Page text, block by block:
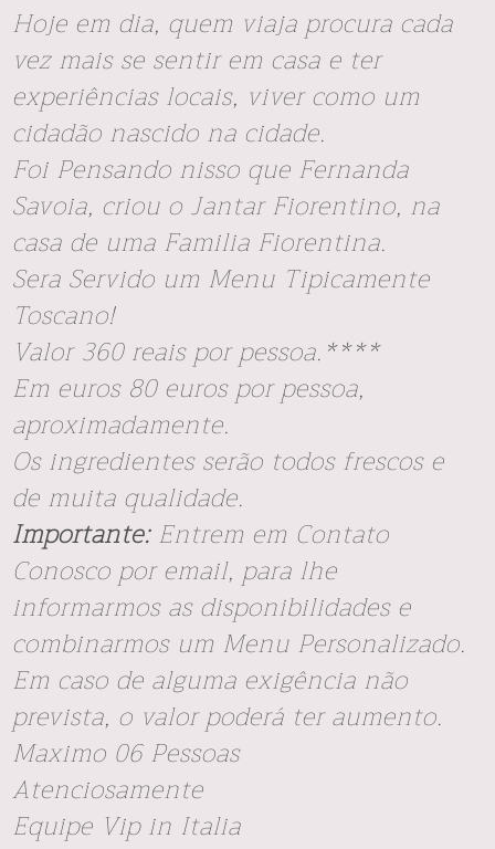
Hoje em dia, quem viaja procura cada
vez mais se sentir em casa e ter
experiências locais, viver como um
cidadão nascido na cidade.
Foi Pensando nisso que Fernanda
Savoia, criou o Jantar Fiorentino, na
casa de uma Familia Fiorentina.
Sera Servido um Menu Tipicamente
Toscano!
Valor 360 reais por pessoa.****
Em euros 80 euros por pessoa,
aproximadamente.
Os ingredientes serão todos frescos e
de muita qualidade.
Importante:Entrem em Contato
Conosco por email, para lhe
informarmos as disponibilidades e
combinarmos um Menu Personalizado.
Em caso de alguma exigência não
prevista, o valor poderá ter aumento.
Maximo 06 Pessoas
Atenciosamente
Equipe Vip in Italia